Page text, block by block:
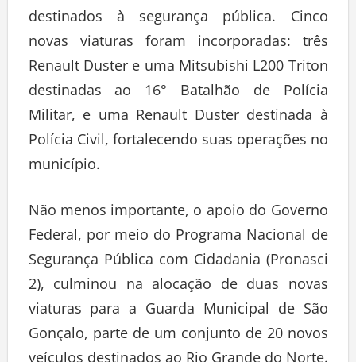
destinados à segurança pública. Cinco
novas viaturas foram incorporadas: três
Renault Duster e uma Mitsubishi L200 Triton
destinadas ao 16° Batalhão de Polícia
Militar, e uma Renault Duster destinada à
Polícia Civil, fortalecendo suas operações no
município.
Não menos importante, o apoio do Governo
Federal, por meio do Programa Nacional de
Segurança Pública com Cidadania (Pronasci
2), culminou na alocação de duas novas
viaturas para a Guarda Municipal de São
Gonçalo, parte de um conjunto de 20 novos